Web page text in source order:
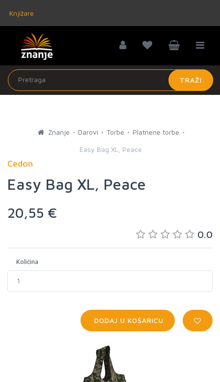
Knjižare
TRAŽI
Znanje Darovi Torbe Platnene torbe
Easy Bag XL, Peace
Cedon
Easy Bag XL, Peace
20,55 €
0.0
Količina
DODAJ U KOŠARICU